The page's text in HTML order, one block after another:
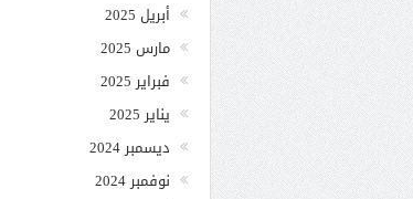
أبريل 2025
مارس 2025
فبراير 2025
يناير 2025
ديسمبر 2024
نوفمبر 2024